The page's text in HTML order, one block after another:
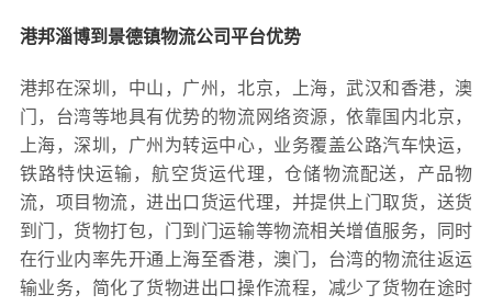
港邦淄博到景德镇物流公司平台优势
港邦在深圳，中山，广州，北京，上海，武汉和香港，澳
门，台湾等地具有优势的物流网络资源，依靠国内北京，
上海，深圳，广州为转运中心，业务覆盖公路汽车快运，
铁路特快运输，航空货运代理，仓储物流配送，产品物
流，项目物流，进出口货运代理，并提供上门取货，送货
到门，货物打包，门到门运输等物流相关增值服务，同时
在行业内率先开通上海至香港，澳门，台湾的物流往返运
输业务，简化了货物进出口操作流程，减少了货物在途时